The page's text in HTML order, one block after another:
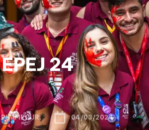
EPEJ 24
JR. 04/03/2024